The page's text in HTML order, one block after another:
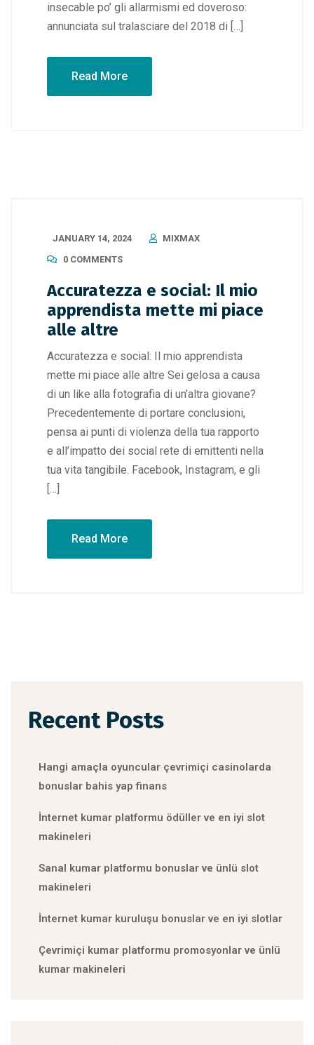
insecable po’ gli allarmismi ed doveroso:
annunciata sul tralasciare del 2018 di […]
Read More
JANUARY 14, 2024
MIXMAX
0 COMMENTS
Accuratezza e social: Il mio
apprendista mette mi piace
alle altre
Accuratezza e social: Il mio apprendista
mette mi piace alle altre Sei gelosa a causa
di un like alla fotografia di un’altra giovane?
Precedentemente di portare conclusioni,
pensa ai punti di violenza della tua rapporto
e all’impatto dei social rete di emittenti nella
tua vita tangibile. Facebook, Instagram, e gli
[…]
Read More
Recent Posts
Hangi amaçla oyuncular çevrimiçi casinolarda
bonuslar bahis yap finans
İnternet kumar platformu ödüller ve en iyi slot
makineleri
Sanal kumar platformu bonuslar ve ünlü slot
makineleri
İnternet kumar kuruluşu bonuslar ve en iyi slotlar
Çevrimiçi kumar platformu promosyonlar ve ünlü
kumar makineleri